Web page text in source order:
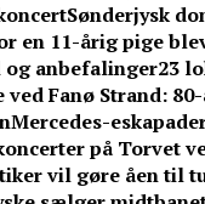
Sønderjysk
en 11-årig pige
og anbefalinger23
ved Fanø Strand:
Mercedes-
på Torvet
vil gøre åen til